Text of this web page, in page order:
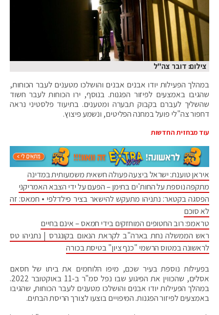
צילום: דובר צה"ל
במהלך הפעילות יודו אבנים אבנים והושלכו מטענים לעבר הכוחות,
שהגיבו באמצעים לפיזור הפגנות. בנוסף, ירו הכוחות לעבר חשוד
שהשליך לעברם בקבוק תבערה ומטענים. בתיעוד פלסטיני נראה
דחפור צה"לי פועל במחנה הפליטים, ונשמע פיצוץ.
עוד מבחזית החדשות
איראן טוענת: ישראל ביצעה פעולה חשאית משמעותית במדינה
מתקפה נוספת על החות'ים בתימן – הפעם על ידי הצבא האמריקני
הפסגה בקטאר: נתניהו מתעקש להישאר בציר פילדלפי • חמאס: זה
לא סוכם
טראמפ: רוב החטופים המוחזקים בידי חמאס – אינם בחיים
ראש הממשלה נחת בארה"ב לקראת הנאום בקונגרס | נתניהו טס
לראשונה במטוס הרשמי "כנף ציון" בטיסת בכורה
בפעילות נוספת בעיר שכם, מיפו הלוחמים את ביתו של חסאם
אסלים, שהכווין את הפיגוע שבו נפל סמ"ר ב-11 באוקטובר 2022.
במהלך הפעילות יודו אבנים והושלכו מטענים לעבר הכוחות, שהגיבו
באמצעים לפיזור הפגנות. המיפויים בוצעו לצורך הריסת הבתים.